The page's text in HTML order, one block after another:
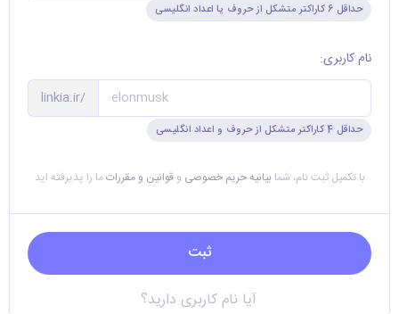
حداقل 6 کاراکتر متشکل از حروف یا اعداد انگلیسی
نام کاربری:
linkia.ir/
حداقل 4 کاراکتر متشکل از حروف و اعداد انگلیسی
با تکمیل ثبت نام، شما بیانیه حریم خصوصی وقوانین و مقرراتما را پذیرفته اید
آیا نام کاربری دارید؟